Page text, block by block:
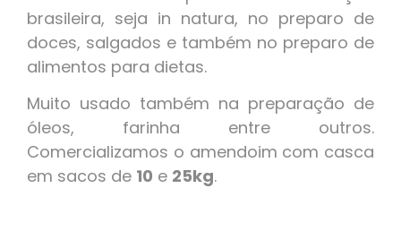
brasileira, seja in natura, no preparo de
doces, salgados e também no preparo de
alimentos para dietas.
Muito usado também na preparação de
óleos, farinha entre outros.
Comercializamos o amendoim com casca
em sacos de 10 e 25kg.